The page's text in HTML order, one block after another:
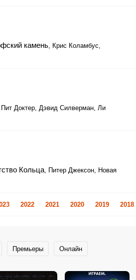
камень, Крис Коламбус,
Пит Доктер, Дэвид Силверман, Ли
Кольца, Питер Джексон, Новая
2022 2021 2020 2019 2018
Премьеры Онлайн